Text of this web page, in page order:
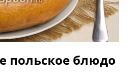
польское блюдо